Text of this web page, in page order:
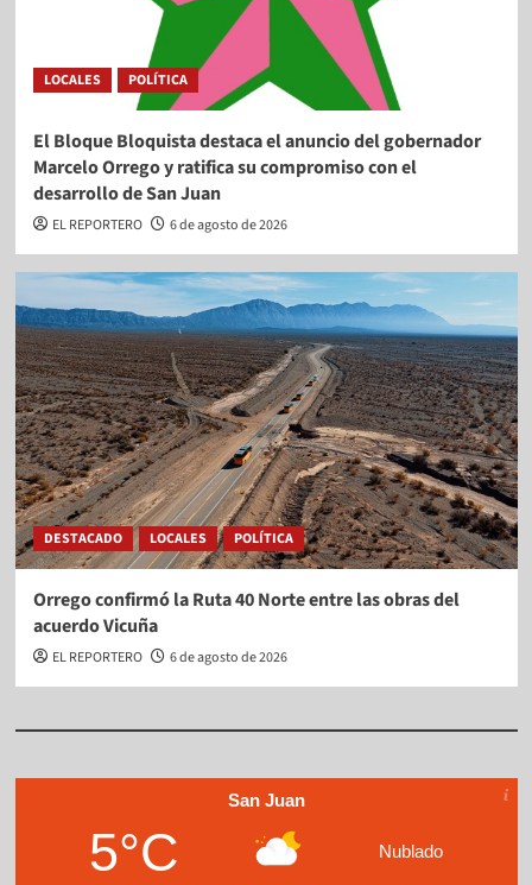
LOCALES POLÍTICA
El Bloque Bloquista destaca el anuncio del gobernador
Marcelo Orrego y ratifica su compromiso con el
desarrollo de San Juan
EL REPORTERO 6 de agosto de 2026
DESTACADO LOCALES POLÍTICA
Orrego confirmó la Ruta 40 Norte entre las obras del
acuerdo Vicuña
EL REPORTERO 6 de agosto de 2026
San Juan
5°C Nublado